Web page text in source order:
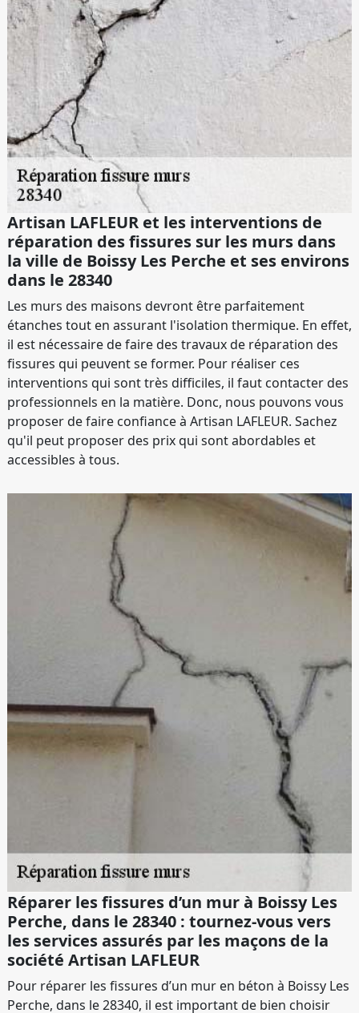
Artisan LAFLEUR et les interventions de
réparation des fissures sur les murs dans
la ville de Boissy Les Perche et ses environs
dans le 28340
Les murs des maisons devront être parfaitement
étanches tout en assurant l'isolation thermique. En effet,
il est nécessaire de faire des travaux de réparation des
fissures qui peuvent se former. Pour réaliser ces
interventions qui sont très difficiles, il faut contacter des
professionnels en la matière. Donc, nous pouvons vous
proposer de faire confiance à Artisan LAFLEUR. Sachez
qu'il peut proposer des prix qui sont abordables et
accessibles à tous.
Réparer les fissures d’un mur à Boissy Les
Perche, dans le 28340 : tournez-vous vers
les services assurés par les maçons de la
société Artisan LAFLEUR
Pour réparer les fissures d’un mur en béton à Boissy Les
Perche, dans le 28340, il est important de bien choisir